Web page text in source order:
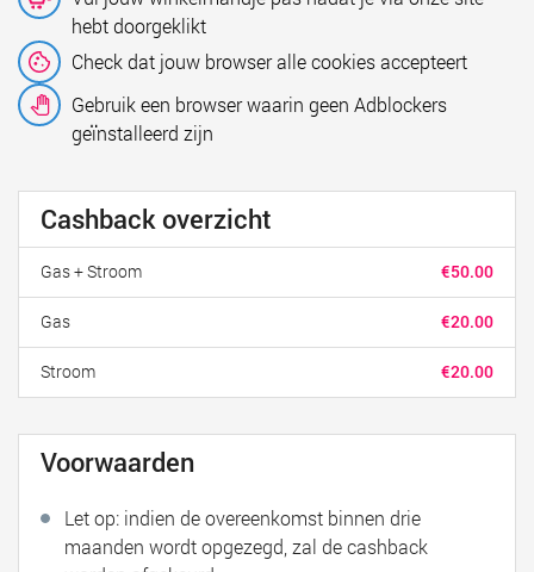
hebt doorgeklikt
Check dat jouw browser alle cookies accepteert
Gebruik een browser waarin geen Adblockers
geïnstalleerd zijn
Cashback overzicht
€50.00
Gas + Stroom
€20.00
Gas
€20.00
Stroom
Voorwaarden
Let op: indien de overeenkomst binnen drie
maanden wordt opgezegd, zal de cashback